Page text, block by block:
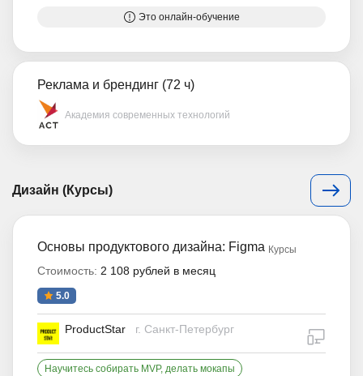
Это онлайн-обучение
Реклама и брендинг (72 ч)
Академия современных технологий
Дизайн (Курсы)
Основы продуктового дизайна: Figma Курсы
Стоимость: 2 108 рублей в месяц
5.0
ProductStar г. Санкт-Петербург
Научитесь собирать MVP, делать мокапы